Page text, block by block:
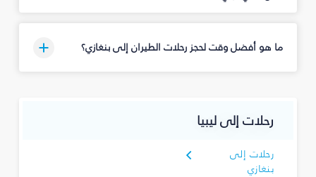
ما هو أفضل وقت لحجز رحلات الطيران إلى بنغازي؟
رحلات إلى ليبيا
رحلات إلى
بنغازي